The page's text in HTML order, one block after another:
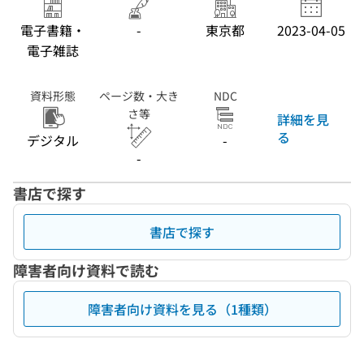
電子書籍・
電子雑誌
- 東京都 2023-04-05
資料形態
デジタル
ページ数・大き
さ等
-
NDC
-
詳細を見
る
書店で探す
書店で探す
障害者向け資料で読む
障害者向け資料を見る（1種類）